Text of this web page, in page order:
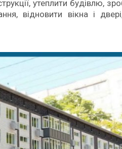
утеплити будівлю,
відновити вікна і